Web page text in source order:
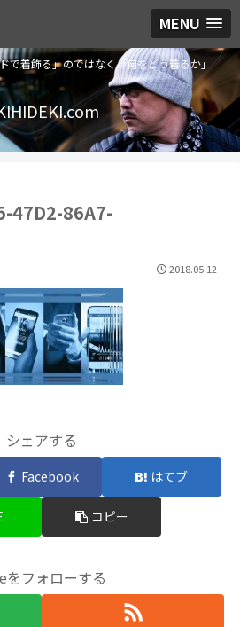
MENU
で着飾る」のではなく「何をどう着るか」
47D2-86A7-
2018.05.12
シェアする
Facebook はてブ
コピー
をフォローする